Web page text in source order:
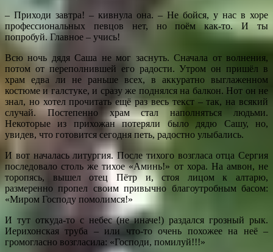
– Приходи завтра! – кивнула она. – Не бойся, у нас в хоре
профессиональных певцов нет, но поём как-то. И ты
попробуй. Главное – учись!
Всю ночь дядя Саша не мог заснуть. Сначала от волнения,
потом от переполнившей его радости. Утром он пришёл в
храм едва ли не раньше всех, в аккуратно выглаженном
костюме и галстуке, и сразу же поднялся на балкон. Нот он не
знал, но хотел прочитать ещё раз весь текст – так, на всякий
случай. Постепенно храм стал наполняться людьми.
Некоторые из прихожан потеряли было дядю Сашу, но,
увидев, что готовится сегодня петь, радостно улыбались.
И вот началась литургия. После тихого возгласа отца Сергия
последовало столь же тихое «Аминь!» от хора. На амвон, не
торопясь, вышел отец Пётр и, стоя лицом к алтарю,
размеренно пропел своим привычно благоутробным басом:
«Миром Господу помолимся!»
И тут откуда-то с небес (не иначе!) раздался грозный рык.
Иерихонская труба – или что-то очень похожее на неё –
громогласно возгласила: «Господи, помилуй!!!»